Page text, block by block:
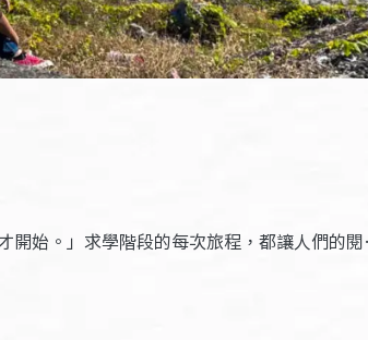
開始。」求學階段的每次旅程，都讓人們的